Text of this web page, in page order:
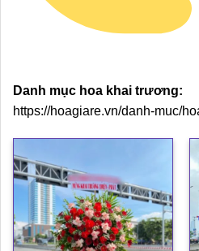
Danh mục hoa khai trương:
https://hoagiare.vn/danh-muc/